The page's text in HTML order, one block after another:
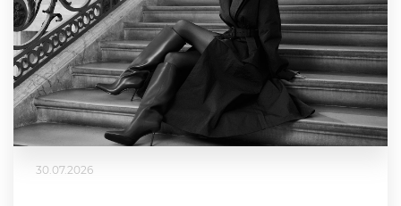
30.07.2026